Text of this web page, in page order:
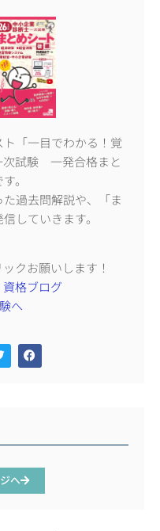
「一目でわかる！覚
次試験 一発合格まと
。
た過去問解説や、「ま
していきます。
クお願いします！
へ